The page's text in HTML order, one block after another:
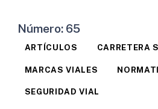
Número: 65
ARTÍCULOS CARRETERA
MARCAS VIALES
SEGURIDAD VIAL